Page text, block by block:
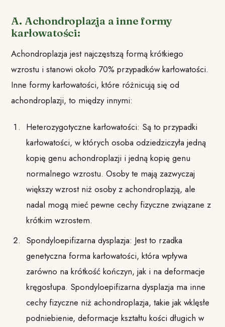
A. Achondroplazja a inne formy
karłowatości:
Achondroplazja jest najczęstszą formą krótkiego
wzrostu i stanowi około 70% przypadków karłowatości.
Inne formy karłowatości, które różnicują się od
achondroplazji, to między innymi:
Heterozygotyczne karłowatości: Są to przypadki
karłowatości, w których osoba odziedziczyła jedną
kopię genu achondroplazji i jedną kopię genu
normalnego wzrostu. Osoby te mają zazwyczaj
większy wzrost niż osoby z achondroplazją, ale
nadal mogą mieć pewne cechy fizyczne związane z
krótkim wzrostem.
Spondyloepifizarna dysplazja: Jest to rzadka
genetyczna forma karłowatości, która wpływa
zarówno na krótkość kończyn, jak i na deformacje
kręgosłupa. Spondyloepifizarna dysplazja ma inne
cechy fizyczne niż achondroplazja, takie jak wklęsłe
podniebienie, deformacje kształtu kości długich w